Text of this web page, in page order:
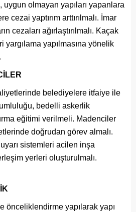
uygun olmayan yapıları yapanlara
cezai yaptırım arttırılmalı. İmar
cezaları ağırlaştırılmalı. Kaçak
yargılama yapılmasına yönelik
belediyelere itfaiye ile
bedelli askerlik
eğitimi verilmeli. Madenciler
doğrudan görev almalı.
sistemleri acilen inşa
yerleri oluşturulmalı.
önceliklendirme yapılarak yapı